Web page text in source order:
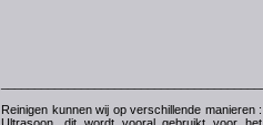
Reinigen kunnen wij op verschillende manieren :